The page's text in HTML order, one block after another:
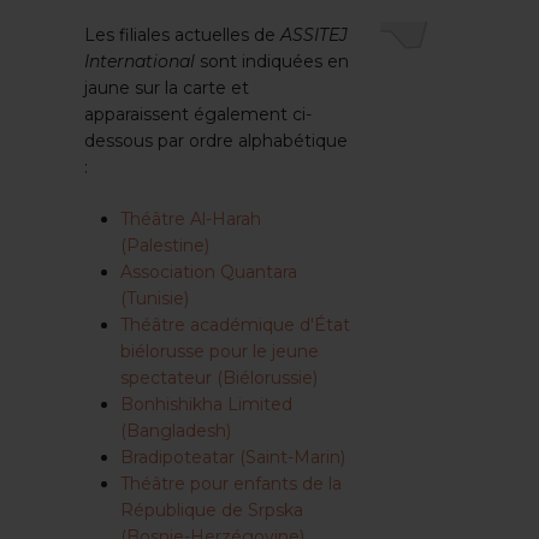
Appuyez sur Entrée pour lancer la recherche ou sur
Les filiales actuelles deASSITEJ
International sont indiquées en
jaune sur la carte et
apparaissent également ci-
dessous par ordre alphabétique
:
Théâtre Al-Harah
(Palestine)
Association Quantara
(Tunisie)
Théâtre académique d'État
biélorusse pour le jeune
spectateur (Biélorussie)
Bonhishikha Limited
(Bangladesh)
Bradipoteatar (Saint-Marin)
Théâtre pour enfants de la
République de Srpska